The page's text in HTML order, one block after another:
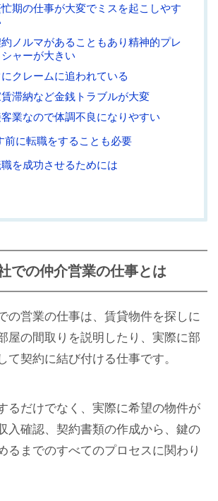
期の仕事が大変でミスを起こしやす
ノルマがあることもあり精神的プレ
シャーが大きい
クレームに追われている
滞納など金銭トラブルが大変
業なので体調不良になりやすい
前に転職をすることも必要
を成功させるためには
での仲介営業の仕事とは
の営業の仕事は、賃貸物件を探しに
屋の間取りを説明したり、実際に部
て契約に結び付ける仕事です。
るだけでなく、実際に希望の物件が
入確認、契約書類の作成から、鍵の
るまでのすべてのプロセスに関わり